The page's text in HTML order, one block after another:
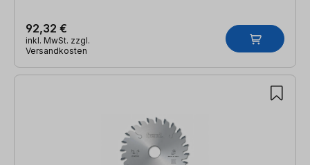
92,32 €
inkl. MwSt. zzgl.
Versandkosten